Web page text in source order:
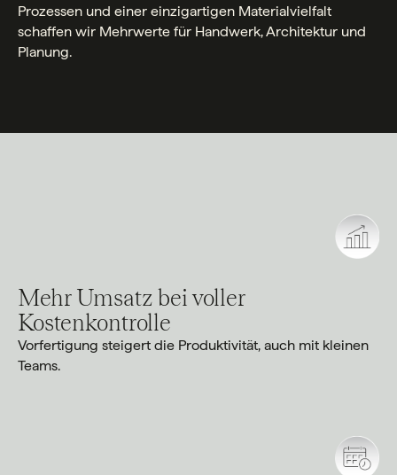
Prozessen und einer einzigartigen Materialvielfalt
schaffen wir Mehrwerte für Handwerk, Architektur und
Planung.
Mehr Umsatz bei voller
Kostenkontrolle
Vorfertigung steigert die Produktivität, auch mit kleinen
Teams.